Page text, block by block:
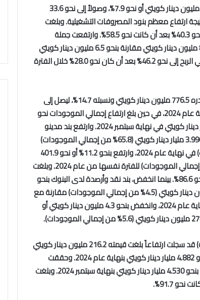
ومن جانب آخر، ارتفع إجمالي المصروفات التشغيلية للبنك بقيمة 2.5 مليون دينار كويتي أو نحو 7.9%، وصولاً إلى نحو 33.6
دينار كويتي، وذلك نتيجة ارتفاع معظم بنود المصروفات التشغيلية. وبلغت
نسبة إجمالي المصروفات التشغيلية إلى إجمالي الإيرادات التشغيلية نحو 40.3% بعد أن كانت نحو 58.5%. وارتفعت جملة
المخصصات بنحو 1.9 مليون دينار كويتي وبنسبة 29.3%، لتبلغ نحو 8.4 مليون دينار كويتي مقارنة بنحو 6.5 مليون دينار كويتي
في نهاية سبتمبر 2024. وحصيلة ما تقدم، يفسر ارتفاع هامش صافي الربح إلى نحو 46.2% بعد أن كان نحو 28.0% خلال الفترة
وتشير البيانات المالية إلى أن إجمالي الموجودات سجل ارتفاعاً بلغ قدره 776.5 مليون دينار كويتي ونسبته 14.7%، ليصل إلى
نحو 6.070 مليار دينار كويتي مقابل 5.294 ‏مليار دينار كويتي في نهاية عام 2024، في حين بلغ ارتفاع إجمالي الموجودات نحو
1.129 مليار ‏دينار كويتي أي ما نسبته 22.9%، مقارنة مع 4.941 مليار دينار ‏كويتي في نهاية سبتمبر 2024. وارتفع بند مدينو
تمويل بنحو 353.2 مليون دينار كويتي أي نحو 9.7%، وصولاً إلى نحو 3.996 مليار دينار كويتي (65.8% من إجمالي الموجودات)
مقارنة بنحو 3.643 مليار دينار كويتي (68.8% من إجمالي الموجودات) في نهاية عام 2024، وارتفع بنحو 11.2% أو نحو 401.9
مليون دينار كويتي مقارنة بنحو 3.594 مليار دينار كويتي (72.7% من إجمالي الموجودات) للفترة نفسها من عام 2024. وبلغت
نسبة إجمالي مدينو تمويل إلى إجمالي الودائع نحو 84.1% مقارنة بنحو 86.6%. بينما انخفض، بند نقد وأرصدة لدى البنوك بنحو
182.6 مليون دينار كويتي أو بنسبة -40.0%، وصولاً إلى نحو 274 مليون دينار كويتي (4.5% من إجمالي الموجودات) مقارنة مع
نحو 456.6 مليون دينار كويتي (8.6% من إجمالي الموجودات) في نهاية عام 2024، وانخفض بنحو 4.3 مليون دينار كويتي أو
وتشير الأرقام إلى أن مطلوبات البنك (من غير احتساب حقوق الملكية) قد سجلت ارتفاعاً بلغت قيمته 216.2 مليون دينار كويتي
أي ما نسبته 4.4%، لتصل إلى نحو 5.098 مليار دينار كويتي مقارنة بنحو 4.882 مليار دينار كويتي بنهاية عام 2024. وحققت
ارتفاعاً بنحو 568.5 مليون دينار كويتي أي بنسبة نمو 12.6%، مقارنة بنحو 4.530 مليار دينار كويتي بنهاية سبتمبر 2024. وبلغت